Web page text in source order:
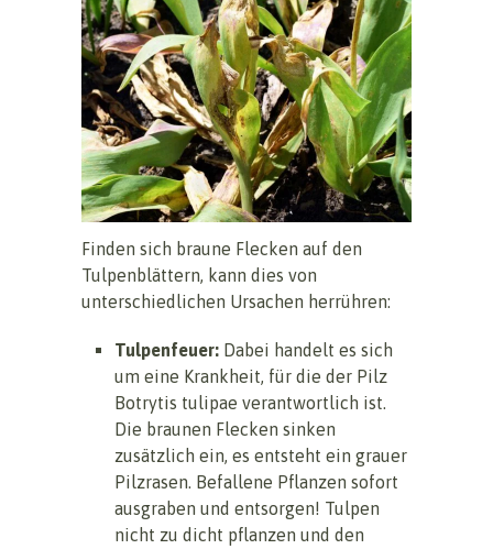
Finden sich braune Flecken auf den
Tulpenblättern, kann dies von
unterschiedlichen Ursachen herrühren:
Tulpenfeuer: Dabei handelt es sich
um eine Krankheit, für die der Pilz
Botrytis tulipae verantwortlich ist.
Die braunen Flecken sinken
zusätzlich ein, es entsteht ein grauer
Pilzrasen. Befallene Pflanzen sofort
ausgraben und entsorgen! Tulpen
nicht zu dicht pflanzen und den